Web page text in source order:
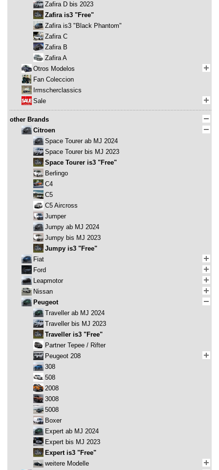
Zafira D bis 2023
Zafira is3 "Free"
Zafira is3 "Black Phantom"
Zafira C
Zafira B
Zafira A
Otros Modelos
Fan Coleccion
Irmscherclassics
Sale
other Brands
Citroen
Space Tourer ab MJ 2024
Space Tourer bis MJ 2023
Space Tourer is3 "Free"
Berlingo
C4
C5
C5 Aircross
Jumper
Jumpy ab MJ 2024
Jumpy bis MJ 2023
Jumpy is3 "Free"
Fiat
Ford
Leapmotor
Nissan
Peugeot
Traveller ab MJ 2024
Traveller bis MJ 2023
Traveller is3 "Free"
Partner Tepee / Rifter
Peugeot 208
308
508
2008
3008
5008
Boxer
Expert ab MJ 2024
Expert bis MJ 2023
Expert is3 "Free"
weitere Modelle